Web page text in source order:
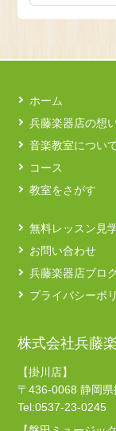
株式会社兵藤
【掛川店】
〒436-0068 静岡
Tel:0537-23-0245
ホーム
兵藤楽器店の想
音楽教室につい
コース
教室をさがす
無料レッスン見
お問い合わせ
兵藤楽器店ブロ
プライバシーポ